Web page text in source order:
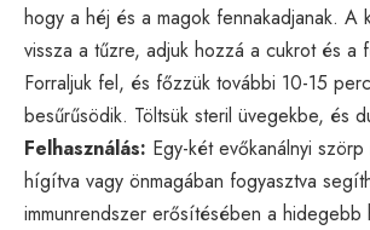
hogy a héj és a magok fennakadjanak. A
vissza a tűzre, adjuk hozzá a cukrot és a
Forraljuk fel, és főzzük további 10-15
besűrűsödik. Töltsük steril üvegekbe, és
Felhasználás: Egy-két evőkanálnyi
hígítva vagy önmagában fogyasztva
immunrendszer erősítésében a hidegebb